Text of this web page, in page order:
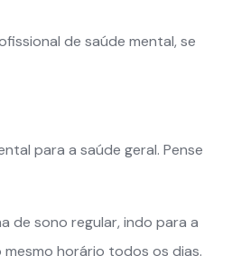
de saúde mental, se
para a saúde geral. Pense
de sono regular, indo para a
horário todos os dias.